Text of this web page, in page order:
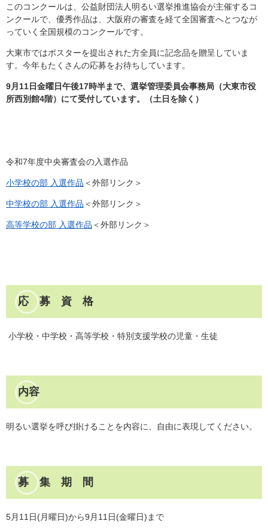
このコンクールは、公益財団法人明るい選挙推進協会が主催するコ
ンクールで、優秀作品は、大阪府の審査を経て全国審査へとつなが
っていく全国規模のコンクールです。
大東市ではポスターを提出された方全員に記念品を贈呈していま
す。今年もたくさんの応募をお待ちしています。
9月11日金曜日午後17時半まで、選挙管理委員会事務局（大東市役
所西別館4階）にて受付しています。（土日を除く）
令和7年度中央審査会の入選作品
小学校の部 入選作品 ＜外部リンク＞
中学校の部 入選作品 ＜外部リンク＞
高等学校の部 入選作品 ＜外部リンク＞
応 募 資 格
小学校・中学校・高等学校・特別支援学校の児童・生徒
内容
明るい選挙を呼び掛けることを内容に、自由に表現してください。
募 集 期 間
5月11日(月曜日)から9月11日(金曜日)まで